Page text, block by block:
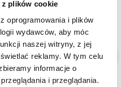
plików cookie
oprogramowania i plików
wydawców, aby móc
naszej witryny, z jej
reklamy. W tym celu
informacje o
i przeglądania.